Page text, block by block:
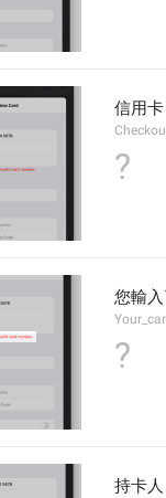
信用卡
?
您輸
?
持卡人